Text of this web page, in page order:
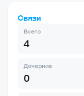
Связи
Всего
4
Дочерние
0